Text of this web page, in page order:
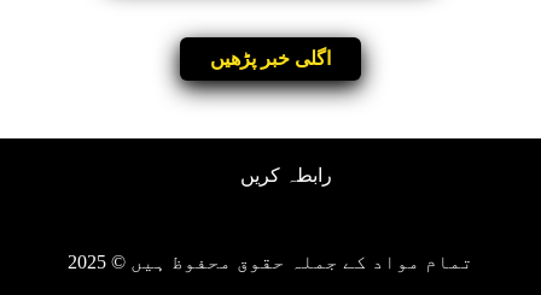
اگلی خبر پڑھیں
رابطہ کریں
تمام مواد کے جملہ حقوق محفوظ ہیں © 2025